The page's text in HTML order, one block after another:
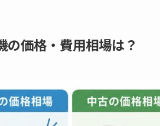
の価格・費用相場は？